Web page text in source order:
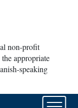
non-profit
appropriate
speaking